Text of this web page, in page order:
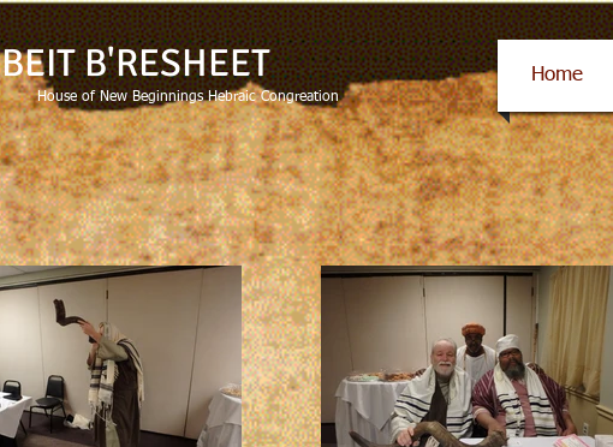
BEIT B'RESHEET
House of New Beginnings Hebraic Congreation
Home